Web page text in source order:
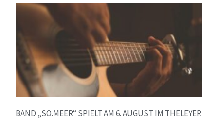
BAND „SO.MEER“ SPIELT AM 6. AUGUST IM THELEYER